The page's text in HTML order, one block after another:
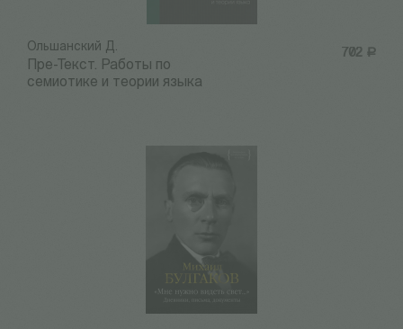
702 Р
Ольшанский Д.
Пре-Текст. Работы по
семиотике и теории языка